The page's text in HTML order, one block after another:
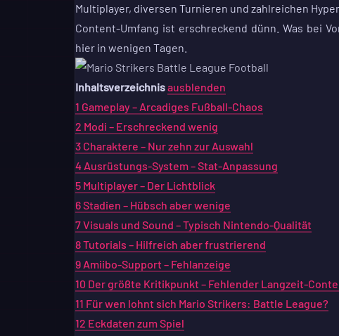
Multiplayer, diversen Turnieren und zahlreichen
Content-Umfang ist erschreckend dünn. Was bei
hier in wenigen Tagen.
Inhaltsverzeichnisausblenden
1 Gameplay – Arcadiges Fußball-Chaos
2 Modi – Erschreckend wenig
3 Charaktere – Nur zehn zur Auswahl
4 Ausrüstungs-System – Stat-Anpassung
5 Multiplayer – Der Lichtblick
6Stadien – Hübsch aber wenige
7Visuals und Sound – Typisch Nintendo-Qualität
8Tutorials – Hilfreich aber frustrierend
9 Amiibo-Support – Fehlanzeige
10 Der größte Kritikpunkt – Fehlender Langzeit-
11 Für wen lohnt sich Mario Strikers: Battle League?
12 Eckdaten zum Spiel